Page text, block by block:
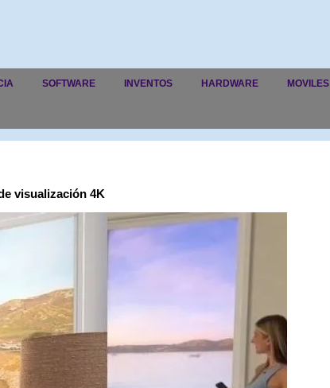
SOFTWARE INVENTOS HARDWARE MOVILES
visualización 4K